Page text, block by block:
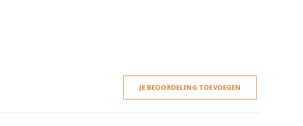
JE BEOORDELING TOEVOEGEN